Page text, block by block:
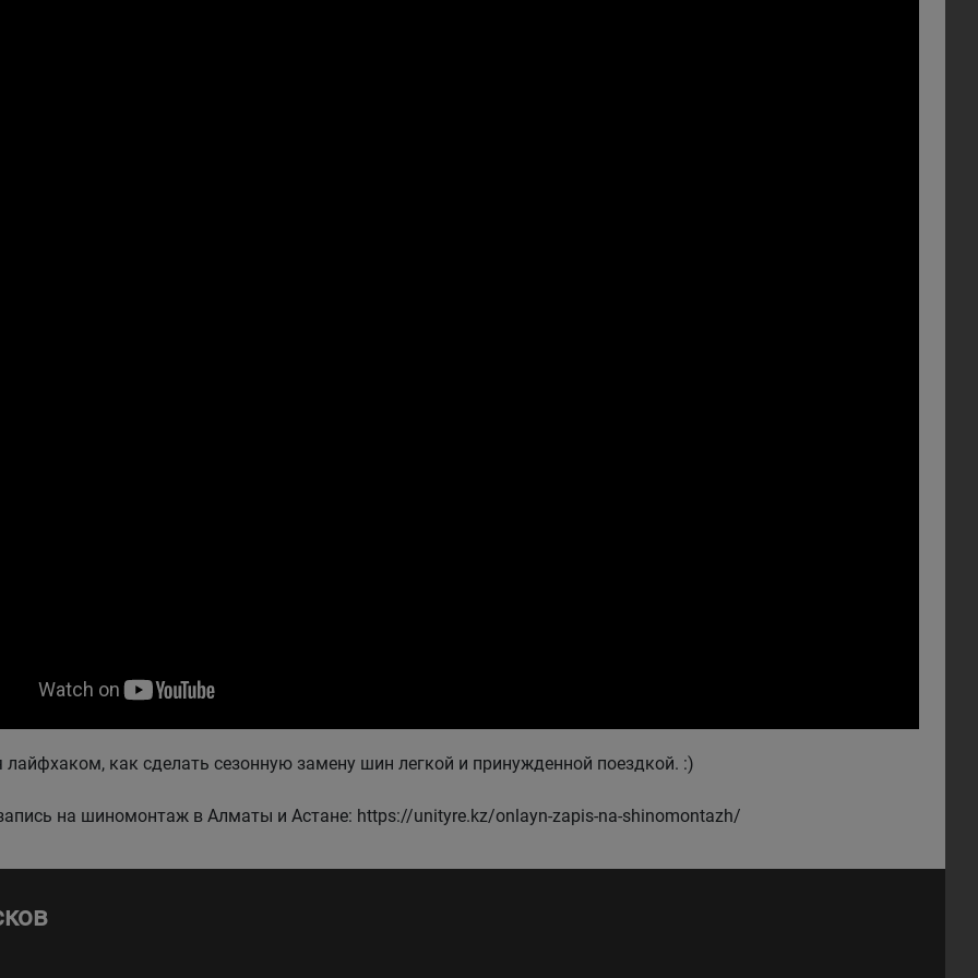
как сделать сезонную замену шин легкой и принужденной поездкой. :)
на шиномонтаж в Алматы и Астане: https://unityre.kz/onlayn-zapis-na-shinomontazh/